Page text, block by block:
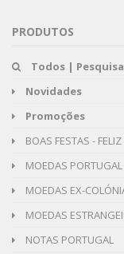
PRODUTOS
Todos |
Novidades
Promoções
BOAS FESTAS -
MOEDAS PORTUGAL
MOEDAS EX-
MOEDAS
NOTAS PORTUGAL